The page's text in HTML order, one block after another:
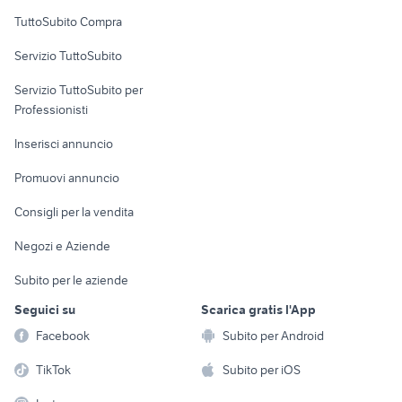
Informatica
Console e
Fotografia
Telefonia
Biciclette
TuttoSubito Compra
Servizio TuttoSubito
Servizio TuttoSubito per
Professionisti
Inserisci annuncio
Promuovi annuncio
Consigli per la vendita
Negozi e Aziende
Subito per le aziende
Seguici su
Facebook
TikTok
Scarica gratis l'App
Subito per Android
Subito per iOS